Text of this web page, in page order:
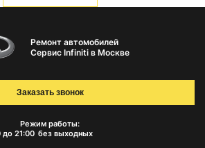
Ремонт автомобилей
Сервис Infiniti в Москве
Режим работы:
до 21:00 без выходных
Заказать звонок